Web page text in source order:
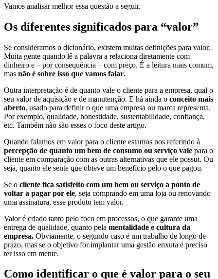
Vamos analisar melhor essa questão a seguir.
Os diferentes significados para “valor”
Se consideramos o dicionário, existem muitas definições para valor.
Muita gente quando lê a palavra a relaciona diretamente com
dinheiro e – por consequência – com preço. É a leitura mais comum,
mas não é sobre isso que vamos falar.
Outra interpretação é de quanto vale o cliente para a empresa, qual o
seu valor de aquisição e de manutenção. E há ainda o conceito mais
aberto, usado para definir o que uma empresa ou marca representa.
Por exemplo, qualidade, honestidade, sustentabilidade, confiança,
etc. Também não são esses o foco deste artigo.
Quando falamos em valor para o cliente estamos nos referindo à
percepção de quanto um bem de consumo ou serviço vale para o
cliente em comparação com as outras alternativas que ele possui. Ou
seja, quanto ele sente que obteve um benefício pelo o que pagou.
Se o cliente fica satisfeito com um bem ou serviço a ponto de
voltar a pagar por ele, seja comprando em uma loja ou renovando
uma assinatura, esse produto tem valor.
Valor é criado tanto pelo foco em processos, o que garante uma
entrega de qualidade, quanto pela mentalidade e cultura da
empresa. Obviamente, o segundo caso é um trabalho de longo de
prazo, mas se o objetivo for implantar uma gestão enxuta é preciso
ter isso em mente.
Como identificar o que é valor para o seu